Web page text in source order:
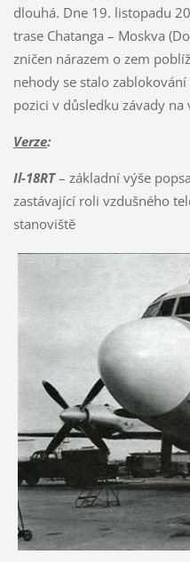
dlouhá. Dne 19. listopadu
trase Chatanga – Moskva
zničen nárazem o zem
nehody se stalo
pozici v důsledku závady na
Verze:
Il-18RT– základní výše
zastávající roli vzdušného
stanoviště